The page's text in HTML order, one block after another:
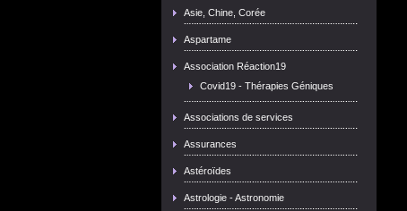
Asie, Chine, Corée
Aspartame
Association Réaction19
Covid19 - Thérapies Géniques
Associations de services
Assurances
Astéroïdes
Astrologie - Astronomie